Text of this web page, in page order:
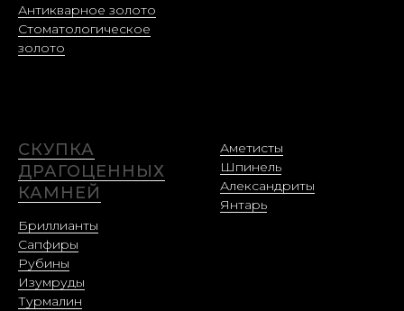
Антикварное золото
Стоматологическое
золото
СКУПКА
ДРАГОЦЕННЫХ
КАМНЕЙ
Бриллианты
Сапфиры
Рубины
Изумруды
Турмалин
Аметисты
Шпинель
Александриты
Янтарь